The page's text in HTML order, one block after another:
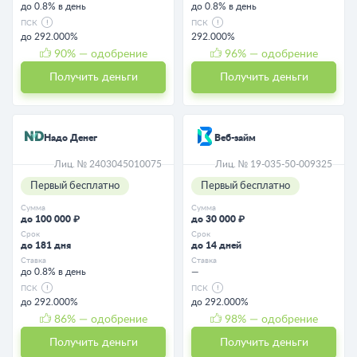
до 0.8% в день
ПСК
до 292.000%
90% — одобрение
Получить деньги
до 0.8% в день
ПСК
292.000%
96% — одобрение
Получить деньги
Надо Денег
Лиц. № 2403045010075
Первый бесплатно
Сумма
до 100 000 ₽
Срок
до 181 дня
Ставка
до 0.8% в день
ПСК
до 292.000%
86% — одобрение
Получить деньги
Веб-займ
Лиц. № 19-035-50-009325
Первый бесплатно
Сумма
до 30 000 ₽
Срок
до 14 дней
Ставка
—
ПСК
до 292.000%
98% — одобрение
Получить деньги